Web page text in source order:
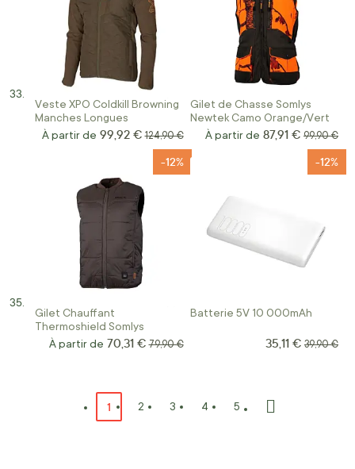
Veste XPO Coldkill Browning
Manches Longues
À partir de 99,92 € Prix normal
124,90 €
Gilet de Chasse Somlys
Newtek Camo Orange/Vert
À partir de 87,91 € Prix
99,90 €
Gilet Chauffant
Thermoshield Somlys
-12%
À partir de 70,31 € Prix normal
79,90 €
Batterie 5V 10 000mAh
-12%
Prix Spécial
35,11 € Prix
39,90 €
Vous lisez actuellement la page
1 Page
2 Page
3 Page
4 Page
5